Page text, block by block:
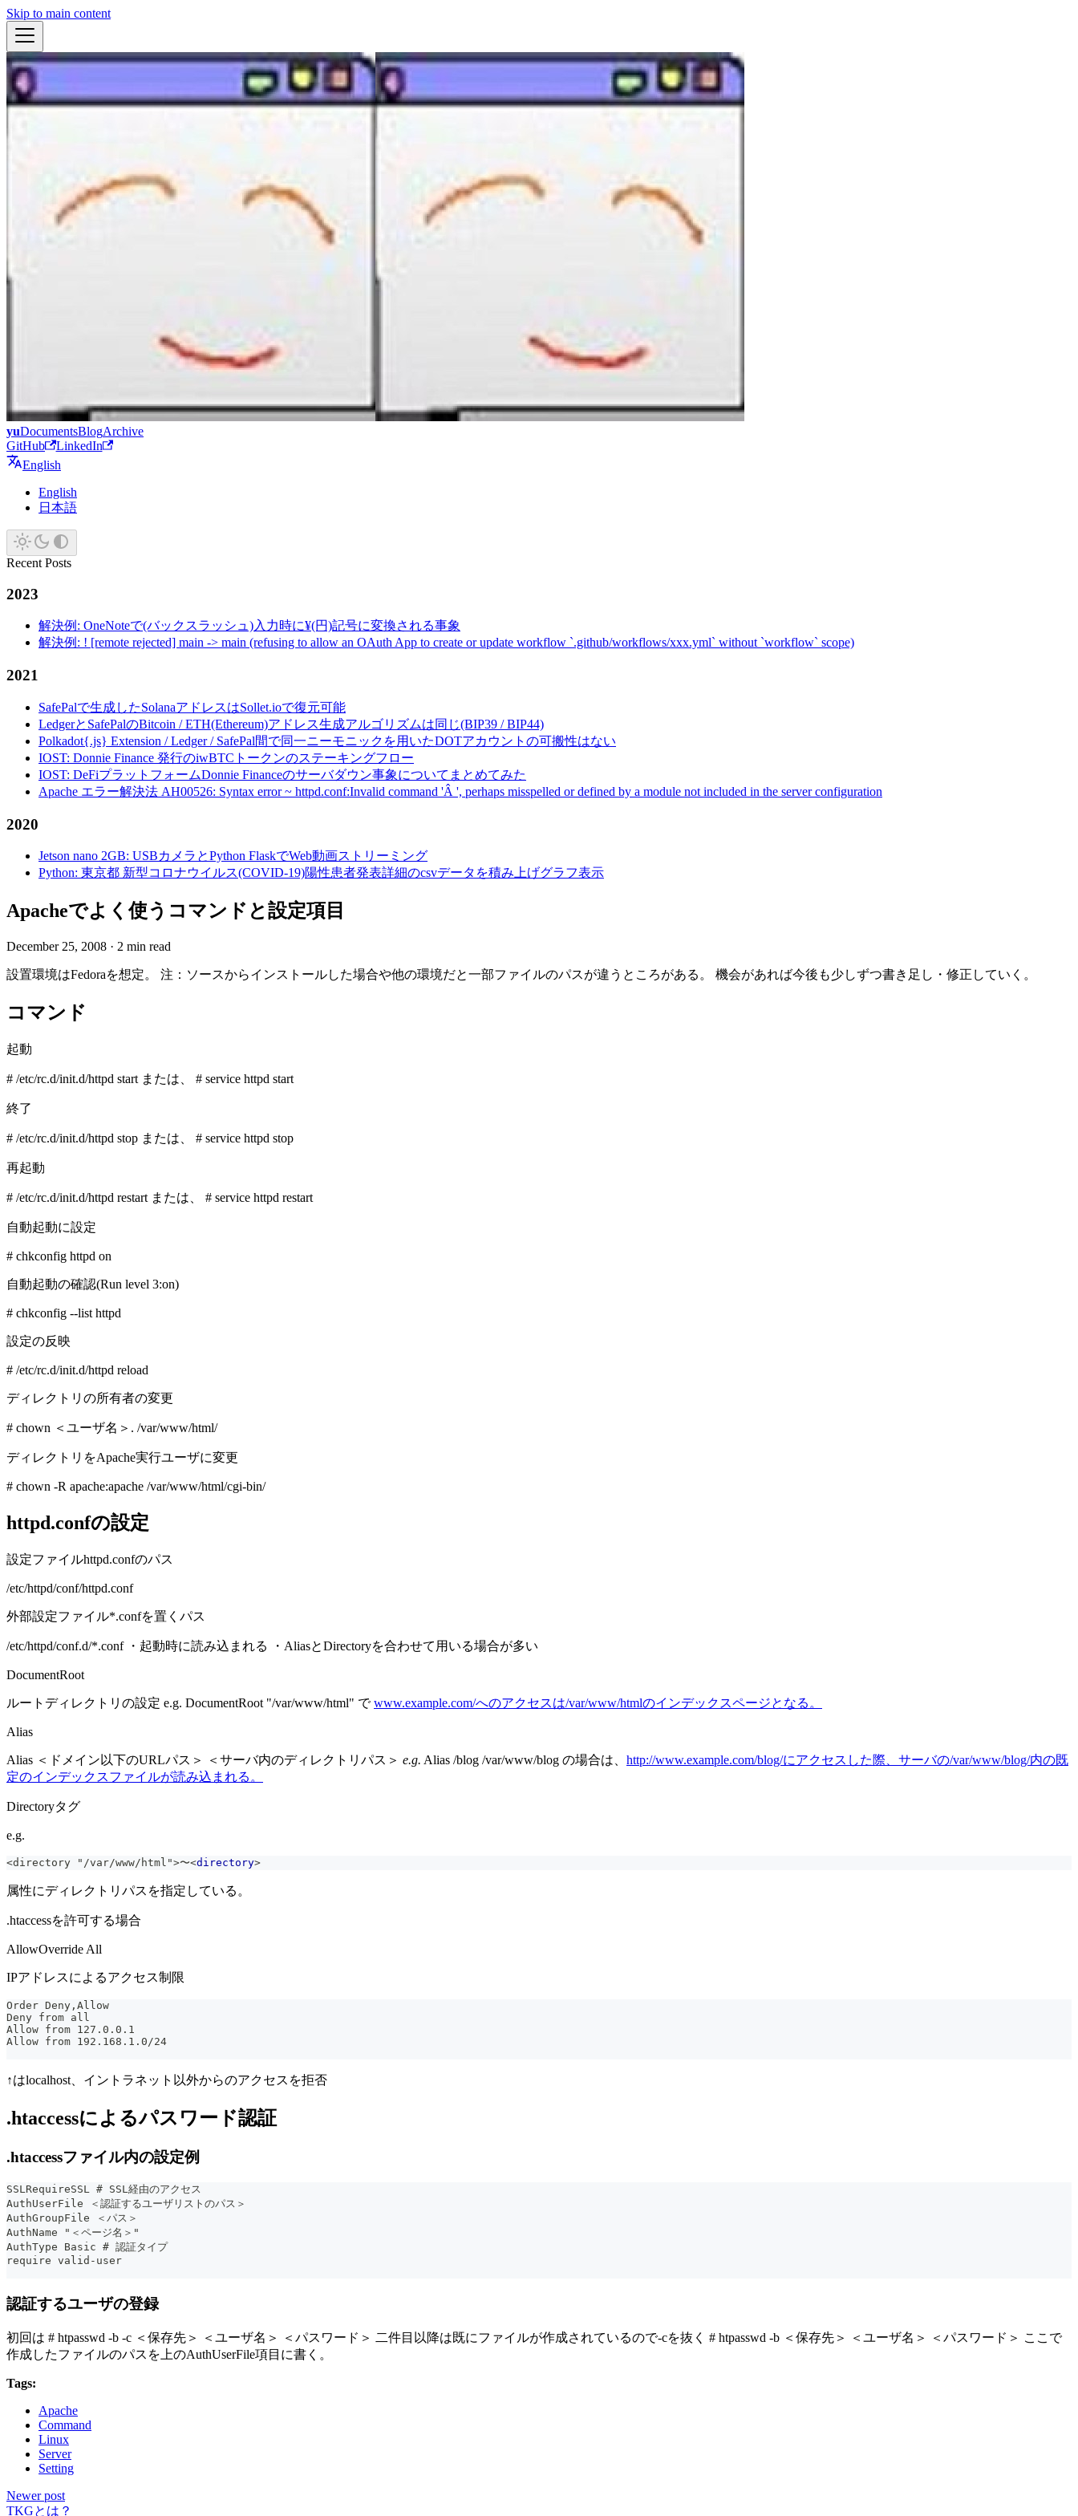
Skip to main content
yuDocumentsBlogArchive
GitHub
LinkedIn
English
English
日本語
Recent Posts
2023
解決例: OneNoteで(バックスラッシュ)入力時に¥(円)記号に変換される事象
解決例: ! [remote rejected] main -> main (refusing to allow an OAuth App to create or update workflow `.github/workflows/xxx.yml` without `workflow` scope)
2021
SafePalで生成したSolanaアドレスはSollet.ioで復元可能
LedgerとSafePalのBitcoin / ETH(Ethereum)アドレス生成アルゴリズムは同じ(BIP39 / BIP44)
Polkadot{.js} Extension / Ledger / SafePal間で同一ニーモニックを用いたDOTアカウントの可搬性はない
IOST: Donnie Finance 発行のiwBTCトークンのステーキングフロー
IOST: DeFiプラットフォームDonnie Financeのサーバダウン事象についてまとめてみた
Apache エラー解決法 AH00526: Syntax error ~ httpd.conf:Invalid command 'Â ', perhaps misspelled or defined by a module not included in the server configuration
2020
Jetson nano 2GB: USBカメラとPython FlaskでWeb動画ストリーミング
Python: 東京都 新型コロナウイルス(COVID-19)陽性患者発表詳細のcsvデータを積み上げグラフ表示
Apacheでよく使うコマンドと設定項目
December 25, 2008 · 2 min read
設置環境はFedoraを想定。 注：ソースからインストールした場合や他の環境だと一部ファイルのパスが違うところがある。 機会があれば今後も少しずつ書き足し・修正していく。
コマンド
起動
# /etc/rc.d/init.d/httpd start または、 # service httpd start
終了
# /etc/rc.d/init.d/httpd stop または、 # service httpd stop
再起動
# /etc/rc.d/init.d/httpd restart または、 # service httpd restart
自動起動に設定
# chkconfig httpd on
自動起動の確認(Run level 3:on)
# chkconfig --list httpd
設定の反映
# /etc/rc.d/init.d/httpd reload
ディレクトリの所有者の変更
# chown ＜ユーザ名＞. /var/www/html/
ディレクトリをApache実行ユーザに変更
# chown -R apache:apache /var/www/html/cgi-bin/
httpd.confの設定
設定ファイルhttpd.confのパス
/etc/httpd/conf/httpd.conf
外部設定ファイル*.confを置くパス
/etc/httpd/conf.d/*.conf ・起動時に読み込まれる ・AliasとDirectoryを合わせて用いる場合が多い
DocumentRoot
ルートディレクトリの設定 e.g. DocumentRoot "/var/www/html" でwww.example.com/へのアクセスは/var/www/htmlのインデックスページとなる。
Alias
Alias ＜ドメイン以下のURLパス＞ ＜サーバ内のディレクトリパス＞ e.g. Alias /blog /var/www/blog の場合は、 http://www.example.com/blog/にアクセスした際、サーバの/var/www/blog/内の既
定のインデックスファイルが読み込まれる。
Directoryタグ
e.g.
<directory "/var/www/html">〜<directory>
属性にディレクトリパスを指定している。
.htaccessを許可する場合
AllowOverride All
IPアドレスによるアクセス制限
Order Deny,Allow
Deny from all
Allow from 127.0.0.1
Allow from 192.168.1.0/24
↑はlocalhost、イントラネット以外からのアクセスを拒否
.htaccessによるパスワード認証
.htaccessファイル内の設定例
SSLRequireSSL # SSL経由のアクセス
AuthUserFile ＜認証するユーザリストのパス＞
AuthGroupFile ＜パス＞
AuthName "＜ページ名＞"
AuthType Basic # 認証タイプ
require valid-user
認証するユーザの登録
初回は # htpasswd -b -c ＜保存先＞ ＜ユーザ名＞ ＜パスワード＞ 二件目以降は既にファイルが作成されているので-cを抜く # htpasswd -b ＜保存先＞ ＜ユーザ名＞ ＜パスワード＞ ここで
作成したファイルのパスを上のAuthUserFile項目に書く。
Tags:
Apache
Command
Linux
Server
Setting
Newer post
TKGとは？